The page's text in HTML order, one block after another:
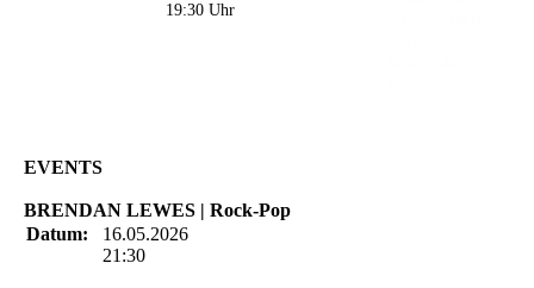
19:30 Uhr
EVENTS
BRENDAN LEWES | Rock-Pop
Datum:
16.05.2026
21:30